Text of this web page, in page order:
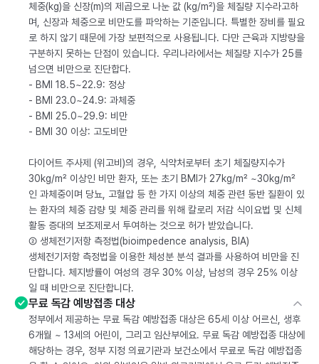
체중(kg)을 신장(m)의 제곱으로 나눈 값 (kg/m²)을 체질량 지수라고하
며, 신장과 체중으로 비만도를 파악하는 기준입니다. 특별한 장비를 필요
로 하지 않기 때문에 가장 보편적으로 사용됩니다. 다만 근육과 지방량을
구분하지 못하는 단점이 있습니다. 우리나라에서는 체질량 지수가 25를
넘으면 비만으로 진단합다.
- BMI 18.5~22.9: 정상
- BMI 23.0~24.9: 과체중
- BMI 25.0~29.9: 비만
- BMI 30 이상: 고도비만
다이어트 주사제 (위고비)의 경우, 식약처로부터 초기 체질량지수가
30kg/m² 이상인 비만 환자, 또는 초기 BMI가 27kg/m² ~30kg/m²
인 과체중이며 당뇨, 고혈압 등 한 가지 이상의 체중 관련 동반 질환이 있
는 환자의 체중 감량 및 체중 관리를 위해 칼로리 저감 식이요법 및 신체
활동 증대의 보조제로서 투여하는 것으로 허가 받았습니다.
② 생체전기저항 측정법(bioimpedence analysis, BIA)
생체전기저항 측정법을 이용한 체성분 분석 결과를 사용하여 비만을 진
단합니다. 체지방률이 여성의 경우 30% 이상, 남성의 경우 25% 이상
일 때 비만으로 진단합니다.
무료 독감 예방접종 대상
정부에서 제공하는 무료 독감 예방접종 대상은 65세 이상 어르신, 생후
6개월 ~ 13세의 어린이, 그리고 임산부에요. 무료 독감 예방접종 대상에
해당하는 경우, 정부 지정 의료기관과 보건소에서 무료로 독감 예방접종